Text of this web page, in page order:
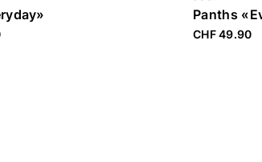
Panths
CHF 49.90